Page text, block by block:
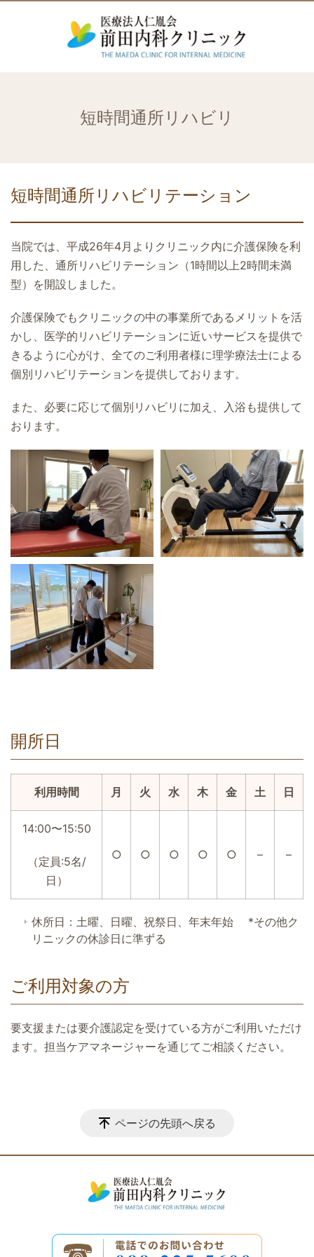
短時間通所リハビリ
短時間通所リハビリテーション
当院では、平成26年4月よりクリニック内に介護保険を利
用した、通所リハビリテーション（1時間以上2時間未満
型）を開設しました。
介護保険でもクリニックの中の事業所であるメリットを活
かし、医学的リハビリテーションに近いサービスを提供で
きるように心がけ、全てのご利用者様に理学療法士による
個別リハビリテーションを提供しております。
また、必要に応じて個別リハビリに加え、入浴も提供して
おります。
開所日
利用時間 月 火 水 木 金 土 日
14:00〜15:50
（定員:5名/
日）
○ ○ ○ ○ ○ – –
休所日：土曜、日曜、祝祭日、年末年始 *その他ク
リニックの休診日に準ずる
ご利用対象の方
要支援または要介護認定を受けている方がご利用いただけ
ます。担当ケアマネージャーを通じてご相談ください。
ページの先頭へ戻る